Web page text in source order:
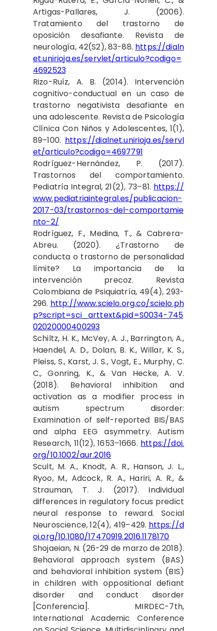
Artigas-Pallares, J. (2006).
Tratamiento del trastorno de
oposición desafiante. Revista de
neurología, 42(S2), 83-88. https://dialn
et.unirioja.es/servlet/articulo?codigo=
4692523
Rizo-Ruíz, A. B. (2014). Intervención
cognitivo-conductual en un caso de
trastorno negativista desafiante en
una adolescente. Revista de Psicología
Clínica Con Niños y Adolescentes, 1(1),
89–100. https://dialnet.unirioja.es/servl
et/articulo?codigo=4697791
Rodríguez-Hernández, P. (2017).
Trastornos del comportamiento.
Pediatría Integral, 21(2), 73–81. https://
www.pediatriaintegral.es/publicacion-
2017-03/trastornos-del-comportamie
nto-2/
Rodríguez, F., Medina, T., & Cabrera-
Abreu. (2020). ¿Trastorno de
conducta o trastorno de personalidad
límite? La importancia de la
intervención precoz. Revista
Colombiana de Psiquiatría, 49(4), 293-
296. http://www.scielo.org.co/scielo.ph
p?script=sci_arttext&pid=S0034-745
02020000400293
Schiltz, H. K., McVey, A. J., Barrington, A.,
Haendel, A. D., Dolan, B. K., Willar, K. S.,
Pleiss, S., Karst, J. S., Vogt, E., Murphy, C.
C., Gonring, K., & Van Hecke, A. V.
(2018). Behavioral inhibition and
activation as a modifier process in
autism spectrum disorder:
Examination of self-reported BIS/BAS
and alpha EEG asymmetry. Autism
Research, 11(12), 1653–1666. https://doi.
org/10.1002/aur.2016
Scult, M. A., Knodt, A. R., Hanson, J. L.,
Ryoo, M., Adcock, R. A., Hariri, A. R., &
Strauman, T. J. (2017). Individual
differences in regulatory focus predict
neural response to reward. Social
Neuroscience, 12(4), 419–429. https://d
oi.org/10.1080/17470919.2016.1178170
Shojaeian, N. (26-29 de marzo de 2018).
Behavioral approach system (BAS)
and behavioral inhibition system (BIS)
in children with oppositional defiant
disorder and conduct disorder
[Conferencia]. MIRDEC-7th,
International Academic Conference